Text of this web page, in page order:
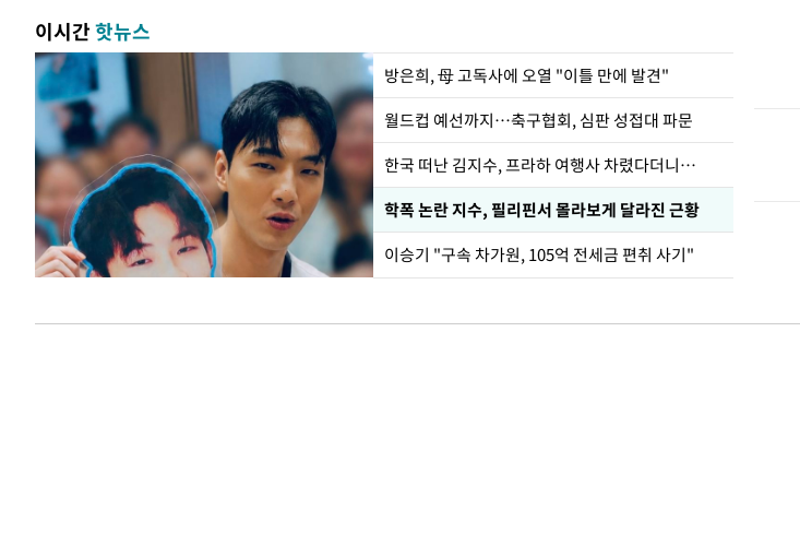
이시간핫뉴스
방은희, 母 고독사에 오열 "이틀 만에 발견"
월드컵 예선까지…축구협회, 심판 성접대 파문
한국 떠난 김지수, 프라하 여행사 차렸다더니…
학폭 논란 지수, 필리핀서 몰라보게 달라진 근황
이승기 "구속 차가원, 105억 전세금 편취 사기"